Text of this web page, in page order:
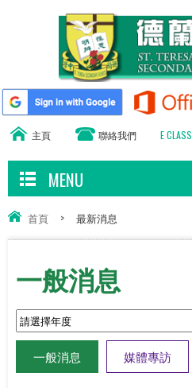
主頁 聯絡我們 E CLASS
MENU
首頁 > 最新消息
一般消息
一般消息 媒體專訪